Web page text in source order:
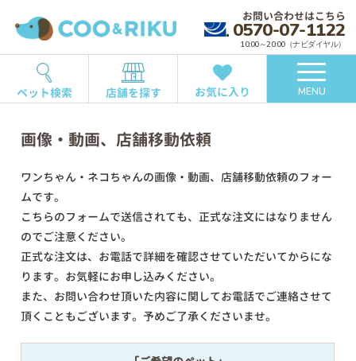
お問い合わせはこちら
0570-07-1122
10:00～20:00（ナビダイヤル）
ペット検索 店舗を探す お気に入り MENU
画像・動画、店舗移動依頼
ワンちゃん・ネコちゃんの画像・動画、店舗移動依頼のフォー
ムです。
こちらのフォームで送信されても、正式な注文にはなりません
のでご注意ください。
正式な注文は、お電話で詳細を確認させていただいてからにな
ります。お気軽にお申し込みください。
また、お問い合わせ頂いた内容に関してお電話でご連絡させて
頂くこともございます。予めご了承くださいませ。